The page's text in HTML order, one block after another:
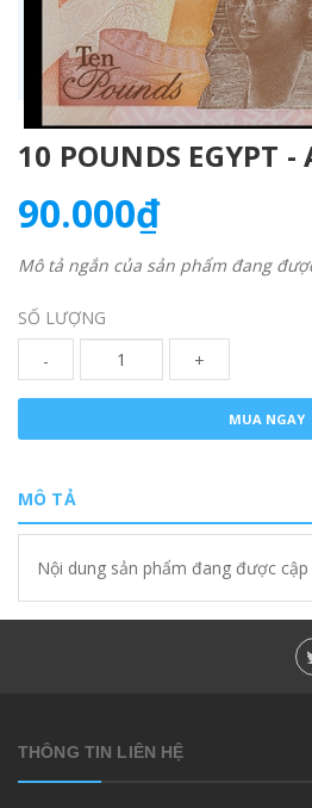
10 POUNDS EGYPT -
90.000₫
Mô tả ngắn của sản phẩm đang
SỐ LƯỢNG
-
+
MUA NGAY
MÔ TẢ
Nội dung sản phẩm đang được cập
THÔNG TIN LIÊN HỆ